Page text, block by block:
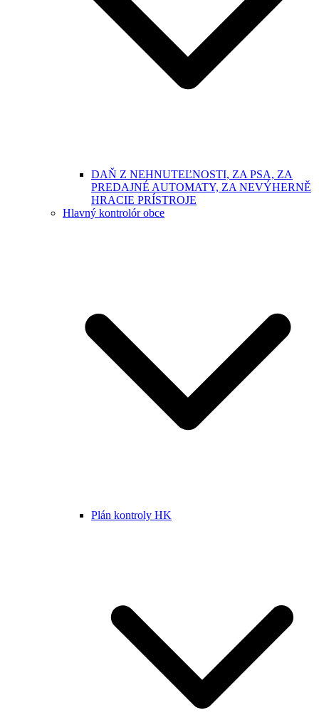
DAŇ Z NEHNUTEĽNOSTI, ZA PSA, ZA
PREDAJNÉ AUTOMATY, ZA NEVÝHERNĚ
HRACIE PRÍSTROJE
Hlavný kontrolór obce
Plán kontroly HK